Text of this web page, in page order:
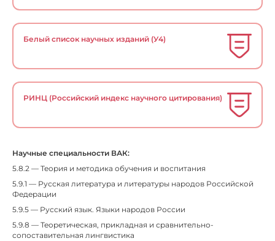
Белый список научных изданий (У4)
РИНЦ (Российский индекс научного цитирования)
Научные специальности ВАК:
5.8.2 — Теория и методика обучения и воспитания
5.9.1 — Русская литература и литературы народов Российской
Федерации
5.9.5 — Русский язык. Языки народов России
5.9.8 — Теоретическая, прикладная и сравнительно-
сопоставительная лингвистика